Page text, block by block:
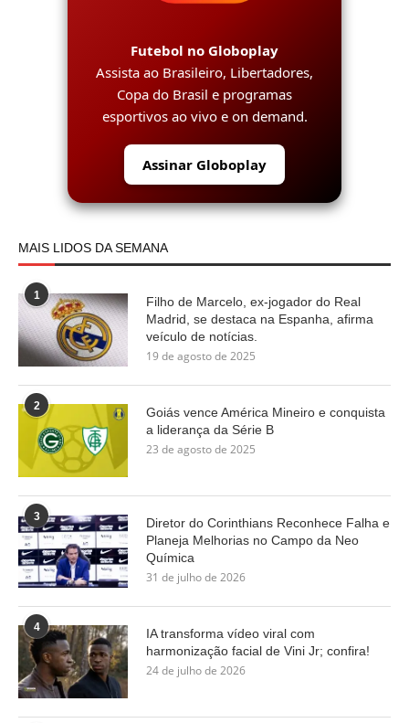
Futebol no Globoplay
Assista ao Brasileiro, Libertadores,
Copa do Brasil e programas
esportivos ao vivo e on demand.
Assinar Globoplay
MAIS LIDOS DA SEMANA
1
Filho de Marcelo, ex-jogador do Real
Madrid, se destaca na Espanha, afirma
veículo de notícias.
19 de agosto de 2025
2
Goiás vence América Mineiro e conquista
a liderança da Série B
23 de agosto de 2025
3
Diretor do Corinthians Reconhece Falha e
Planeja Melhorias no Campo da Neo
Química
31 de julho de 2026
4
IA transforma vídeo viral com
harmonização facial de Vini Jr; confira!
24 de julho de 2026